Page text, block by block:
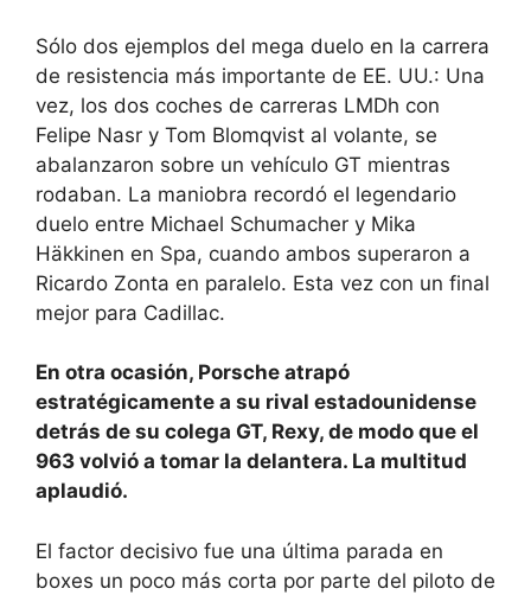
Sólo dos ejemplos del mega duelo en la carrera
de resistencia más importante de EE. UU.: Una
vez, los dos coches de carreras LMDh con
Felipe Nasr y Tom Blomqvist al volante, se
abalanzaron sobre un vehículo GT mientras
rodaban. La maniobra recordó el legendario
duelo entre Michael Schumacher y Mika
Häkkinen en Spa, cuando ambos superaron a
Ricardo Zonta en paralelo. Esta vez con un final
mejor para Cadillac.
En otra ocasión, Porsche atrapó
estratégicamente a su rival estadounidense
detrás de su colega GT, Rexy, de modo que el
963 volvió a tomar la delantera. La multitud
aplaudió.
El factor decisivo fue una última parada en
boxes un poco más corta por parte del piloto de